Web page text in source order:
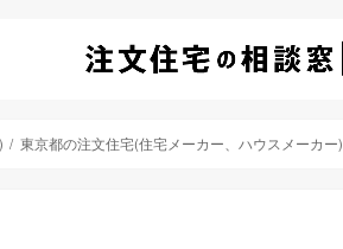
東京都の注文住宅(住宅メーカー、ハウスメーカー)